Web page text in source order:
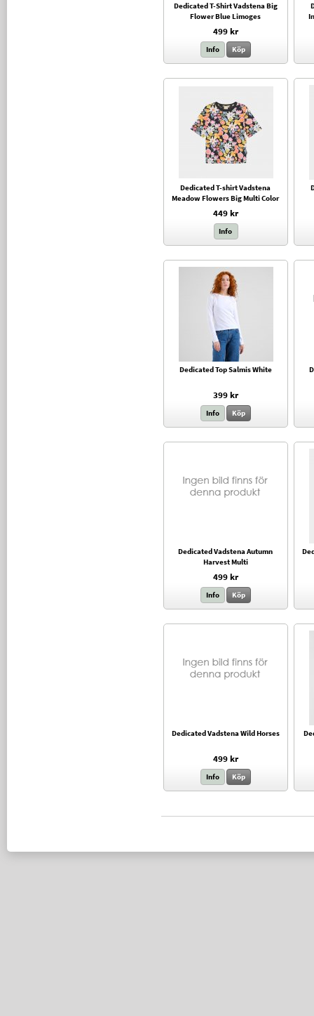
Dedicated T-Shirt Vadstena Big
Flower Blue Limoges
499 kr
Info Köp
Dedicated T-shirt Vadstena
Meadow Flowers Big Multi Color
449 kr
Info
Dedicated Top Salmis White
399 kr
Info Köp
Dedicated Vadstena Autumn
Harvest Multi
499 kr
Info Köp
Dedicated Vadstena Wild Horses
499 kr
Info Köp